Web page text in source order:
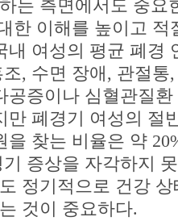
는 측면에서도 중요
한 이해를 높이고 적
내 여성의 평균 폐경
, 수면 장애, 관절통
공증이나 심혈관질
만 폐경기 여성의 절
을 찾는 비율은 약
증상을 자각하지
정기적으로 건강
것이 중요하다.